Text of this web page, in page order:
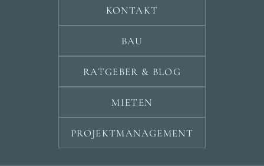
KONTAKT
BAU
RATGEBER & BLOG
MIETEN
PROJEKTMANAGEMENT